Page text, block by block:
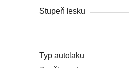
Stupeň lesku
Typ autolaku